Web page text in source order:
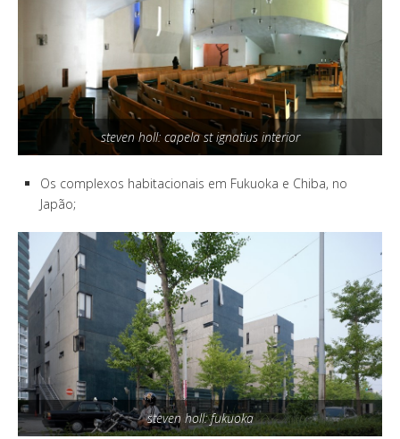
steven holl: capela st ignatius interior
Os complexos habitacionais em Fukuoka e Chiba, no
Japão;
steven holl: fukuoka